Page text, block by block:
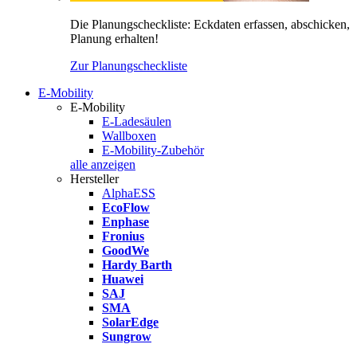
Die Planungscheckliste: Eckdaten erfassen, abschicken,
Planung erhalten!
Zur Planungscheckliste
E-Mobility
E-Mobility
E-Ladesäulen
Wallboxen
E-Mobility-Zubehör
alle anzeigen
Hersteller
AlphaESS
EcoFlow
Enphase
Fronius
GoodWe
Hardy Barth
Huawei
SAJ
SMA
SolarEdge
Sungrow